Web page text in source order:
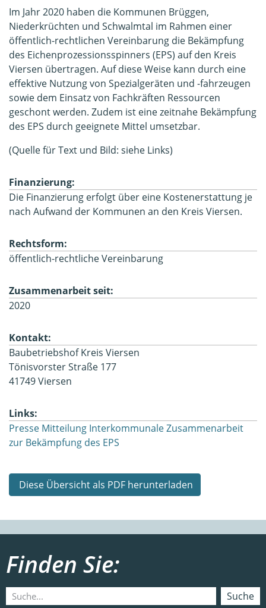
Im Jahr 2020 haben die Kommunen Brüggen,
Niederkrüchten und Schwalmtal im Rahmen einer
öffentlich-rechtlichen Vereinbarung die Bekämpfung
des Eichenprozessionsspinners (EPS) auf den Kreis
Viersen übertragen. Auf diese Weise kann durch eine
effektive Nutzung von Spezialgeräten und -fahrzeugen
sowie dem Einsatz von Fachkräften Ressourcen
geschont werden. Zudem ist eine zeitnahe Bekämpfung
des EPS durch geeignete Mittel umsetzbar.
(Quelle für Text und Bild: siehe Links)
Finanzierung:
Die Finanzierung erfolgt über eine Kostenerstattung je
nach Aufwand der Kommunen an den Kreis Viersen.
Rechtsform:
öffentlich-rechtliche Vereinbarung
Zusammenarbeit seit:
2020
Kontakt:
Baubetriebshof Kreis Viersen
Tönisvorster Straße 177
41749 Viersen
Links:
Presse Mitteilung Interkommunale Zusammenarbeit
zur Bekämpfung des EPS
Diese Übersicht als PDF herunterladen
Finden Sie:
Suche